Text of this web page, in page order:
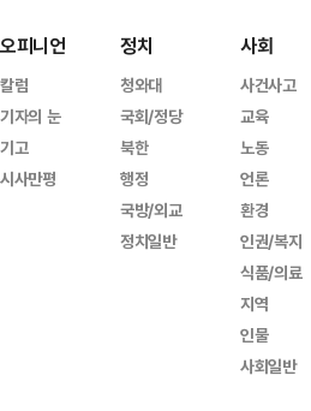
오피니언
칼럼
기자의 눈
기고
시사만평
정치
청와대
국회/정당
북한
행정
국방/외교
정치일반
사회
사건사고
교육
노동
언론
환경
인권/복지
식품/의료
지역
인물
사회일반